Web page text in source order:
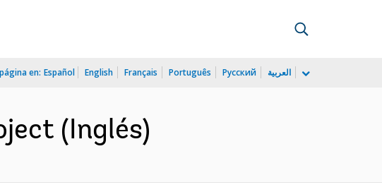
en: Español English Français Português Русский العربية
(Inglés)